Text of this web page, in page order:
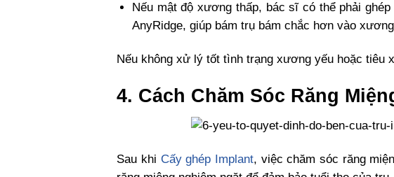
Nếu mật độ xương thấp, bác sĩ có thể phải
AnyRidge, giúp bám trụ bám chắc hơn vào
Nếu không xử lý tốt tình trạng xương yếu hoặc tiêu
4. Cách Chăm Sóc Răng
Sau khi Cấy ghép Implant, việc chăm sóc răng